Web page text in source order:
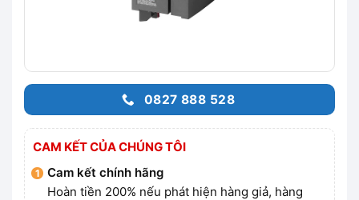
0827 888 528
CAM KẾT CỦA CHÚNG TÔI
Cam kết chính hãng
Hoàn tiền 200% nếu phát hiện hàng giả, hàng